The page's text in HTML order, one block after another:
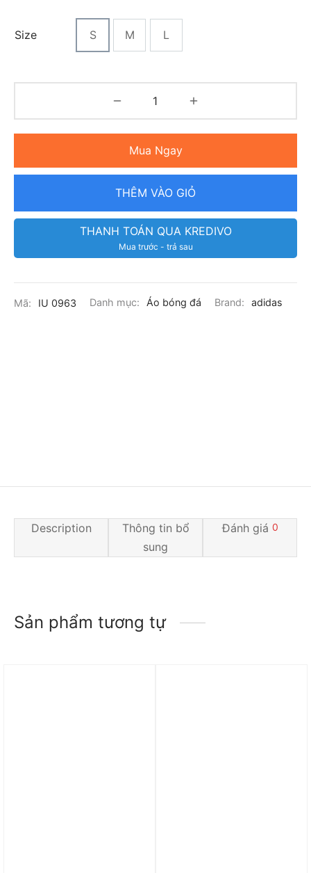
Size S M L
Mua Ngay
THÊM VÀO GIỎ
THANH TOÁN QUA KREDIVO
Mua trước - trả sau
Mã: IU 0963 Danh mục: Áo bóng đá Brand: adidas
Description
Thông tin bổ
sung
Đánh giá 0
Sản phẩm tương tự